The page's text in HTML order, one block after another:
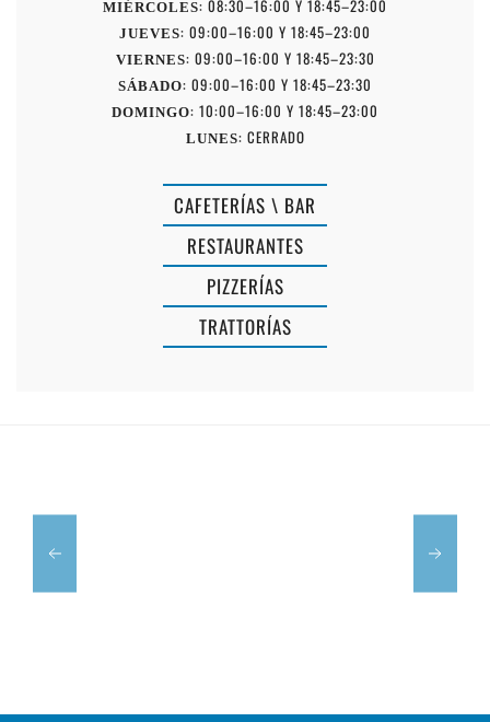
MIÉRCOLES: 08:30–16:00 Y 18:45–23:00
JUEVES: 09:00–16:00 Y 18:45–23:00
VIERNES: 09:00–16:00 Y 18:45–23:30
SÁBADO: 09:00–16:00 Y 18:45–23:30
DOMINGO: 10:00–16:00 Y 18:45–23:00
LUNES: CERRADO
CAFETERÍAS \ BAR
RESTAURANTES
PIZZERÍAS
TRATTORÍAS
ROSA
FORMAGERIE